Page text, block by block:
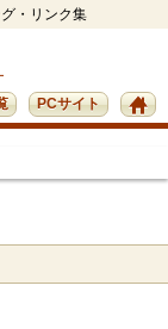
・リンク集
PCサイト